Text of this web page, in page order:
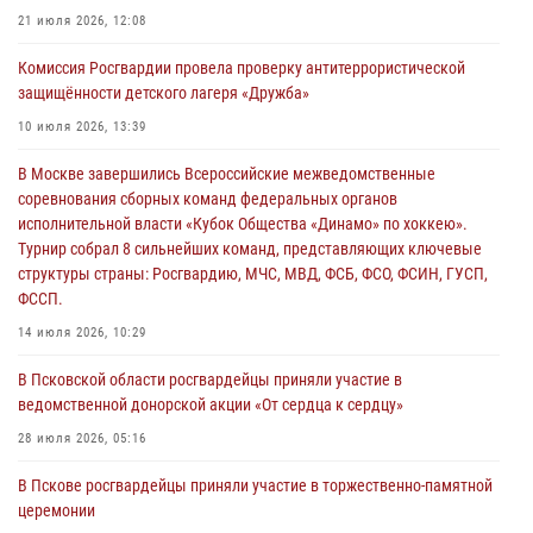
безопасности во время празднования Дня ВДВ
улицу Труда
31 июля 2026, 13:53
В Санкт-Петербурге прошел окружной этап ежегодного
Всероссийского конкурса профессионального мастерства среди
сотрудников вневедомственной охраны Росгвардии, Псковские
Росгвардейцы одержали победу
21 июля 2026, 12:08
Комиссия Росгвардии провела проверку антитеррористической
защищённости детского лагеря «Дружба»
10 июля 2026, 13:39
В Москве завершились Всероссийские межведомственные
соревнования сборных команд федеральных органов
исполнительной власти «Кубок Общества «Динамо» по хоккею».
Турнир собрал 8 сильнейших команд, представляющих ключевые
структуры страны: Росгвардию, МЧС, МВД, ФСБ, ФСО, ФСИН, ГУСП,
ФССП.
14 июля 2026, 10:29
В Псковской области росгвардейцы приняли участие в
ведомственной донорской акции «От сердца к сердцу»
28 июля 2026, 05:16
В Пскове росгвардейцы приняли участие в торжественно-памятной
церемонии